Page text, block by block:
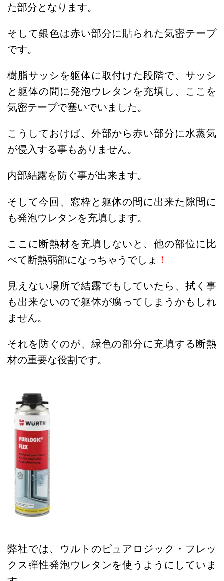
た部分となります。
そして銀色は赤い部分に貼られた気密テープ
です。
樹脂サッシを躯体に取付けた段階で、サッシ
と躯体の間に発泡ウレタンを充填し、ここを
気密テープで塞いでいました。
こうしておけば、外部から赤い部分に水蒸気
が侵入する事もありません。
内部結露を防ぐ事が出来ます。
そして今回、窓枠と躯体の間に出来た隙間に
も発泡ウレタンを充填します。
ここに断熱材を充填しないと、他の部位に比
べて断熱弱部になっちゃうでしょ ！
見えない場所で結露でもしていたら、拭く事
も出来ないので躯体が腐ってしまうかもしれ
ません。
それを防ぐのが、緑色の部分に充填する断熱
材の重要な役割です。
弊社では、ウルトのピュアロジック・フレッ
クス弾性発泡ウレタンを使うようにしていま